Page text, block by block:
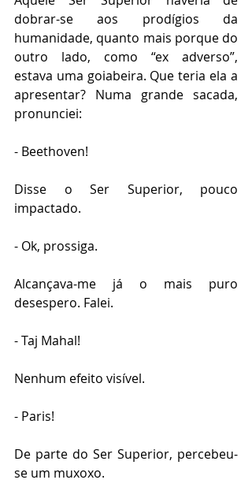
dobrar-se aos prodígios da
humanidade, quanto mais porque do
outro lado, como “ex adverso”,
estava uma goiabeira. Que teria ela a
apresentar? Numa grande sacada,
pronunciei:
- Beethoven!
Disse o Ser Superior, pouco
impactado.
- Ok, prossiga.
Alcançava-me já o mais puro
desespero. Falei.
- Taj Mahal!
Nenhum efeito visível.
- Paris!
De parte do Ser Superior, percebeu-
se um muxoxo.